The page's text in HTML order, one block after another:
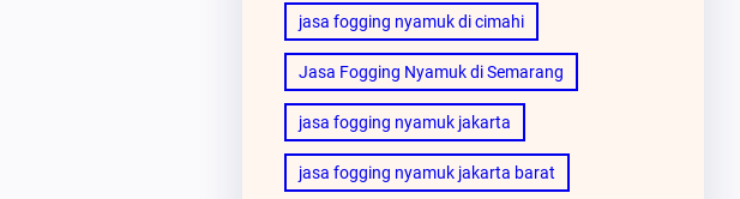
jasa fogging nyamuk di cimahi
Jasa Fogging Nyamuk di Semarang
jasa fogging nyamuk jakarta
jasa fogging nyamuk jakarta barat